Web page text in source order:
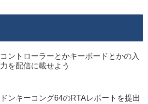
コントローラーとかキーボードとかの入
力を配信に載せよう
ドンキーコング64のRTAレポートを提出